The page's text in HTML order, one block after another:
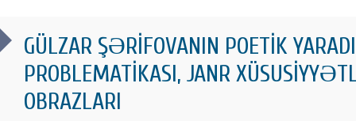
GÜLZAR ŞƏRİFOVANIN POETİK
PROBLEMATİKASI, JANR
OBRAZLARI